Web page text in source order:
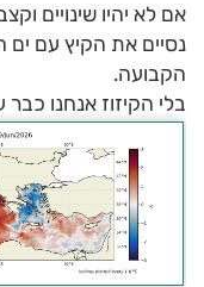
אם לא יהיו שינויים
נסיים את הקיץ עם
הקבועה.
בלי הקיזוז אנחנו